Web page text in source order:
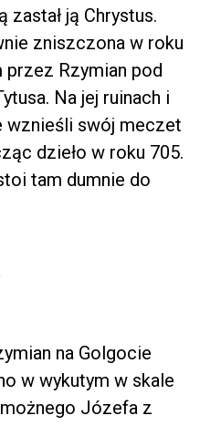
ją Chrystus.
zniszczona w roku
przez Rzymian pod
Na jej ruinach i
wznieśli swój meczet
dzieło w roku 705.
tam dumnie do
na Golgocie
w wykutym w skale
Józefa z